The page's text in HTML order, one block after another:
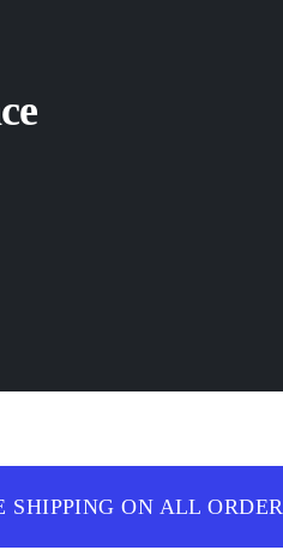
ON ALL ORDERS